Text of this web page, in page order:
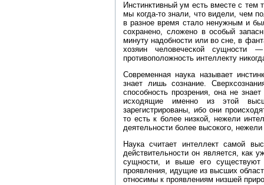
Инстинктивный ум есть вместе с тем
мы когда‑то знали, что видели, чем
в разное время стало ненужным и
сохранено, сложено в особый
минуту надобности или во сне, в
хозяин человеческой
противоположность интеллекту
Современная наука называет
знает лишь сознание.
способность прозрения, она не
исходящие именно из этой
зарегистрированы, ибо они
то есть к более низкой, нежели
деятельности более высокого,
Наука считает интеллект самой
действительности он является, как
сущности, и выше его
проявления, идущие из высших
относимы к проявлениям низшей